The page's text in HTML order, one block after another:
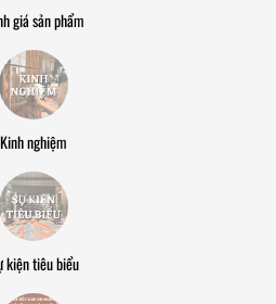
giá sản phẩm
Kinh nghiệm
kiện tiêu biểu